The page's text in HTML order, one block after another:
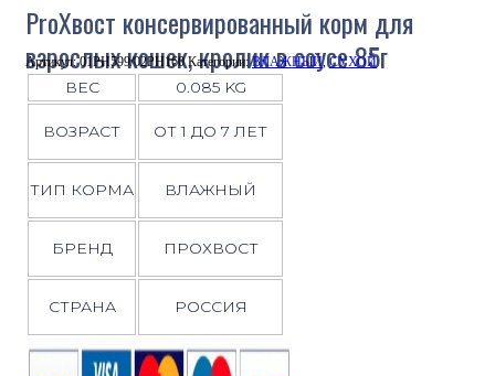
ProХвост консервированный корм для
взрослых кошек, кролик в соусе 85г
Артикул:01РН599/02РН160 Категории:ВЛАЖНЫЙ,СУХОЙ
ВЕС 0.085 KG
ВОЗРАСТ ОТ 1 ДО 7 ЛЕТ
ТИП КОРМА ВЛАЖНЫЙ
БРЕНД ПРОХВОСТ
СТРАНА РОССИЯ